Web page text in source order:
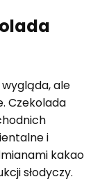
ale
Czekolada
i
kakao
słodyczy.